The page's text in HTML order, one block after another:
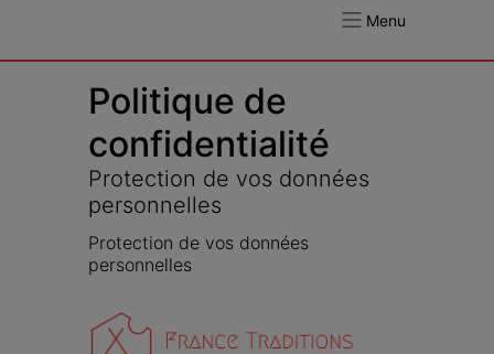
Menu
Politique de
confidentialité
Protection de vos données
personnelles
Protection de vos données
personnelles